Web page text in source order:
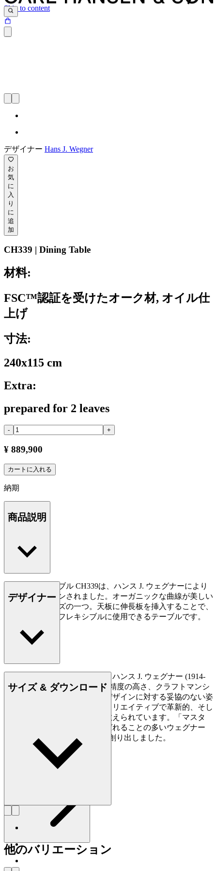
Skip to content
デザイナー Hans J. Wegner
お
気
に
入
り
に
追
加
CH339 | Dining Table
材料:
FSC™認証を受けたオーク材, オイル仕
上げ
寸法:
240x115 cm
Extra:
prepared for 2 leaves
- +
¥ 889,900
カートに入れる
納期
商品説明
ダイニングテーブル CH339は、ハンス J. ウェグナーにより
1962年にデザインされました。オーガニックな曲線が美しい
テーブルシリーズの一つ。天板に伸長板を挿入することで、
スペースをよりフレキシブルに使用できるテーブルです。
デザイナー
デンマークの家具デザイナー、ハンス J. ウェグナー (1914-
2007) は、家具づくりにおける精度の高さ、クラフトマンシ
ップに対する優れた洞察力、デザインに対する妥協のない姿
勢で知られており、史上最もクリエイティブで革新的、そし
て多作なデザイナーの一人に数えられています。「マスタ
ー・オブ・ザ・チェア」と呼ばれることの多いウェグナー
は、生涯で約500点もの椅子を創り出しました。
詳しく見る Hans J. Wegner
サイズ & ダウンロード
他のバリエーション